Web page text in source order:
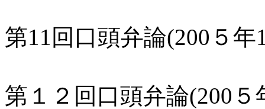
第11回口頭弁論(200５年
第１２回口頭弁論(200５